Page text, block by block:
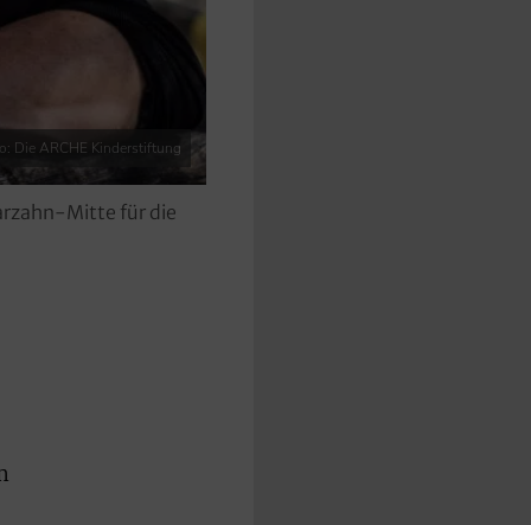
Die ARCHE Kinderstiftung
Mitte für die